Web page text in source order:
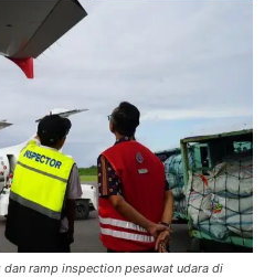
dan ramp inspection pesawat udara di